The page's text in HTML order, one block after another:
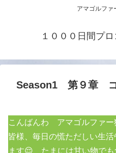
アマゴルファ
１０００日間プ
Season1 第９章 ゴ
こんばんわ アマゴルファー
皆様、毎日の慌ただしい生
ます😌 たまには甘い物でも